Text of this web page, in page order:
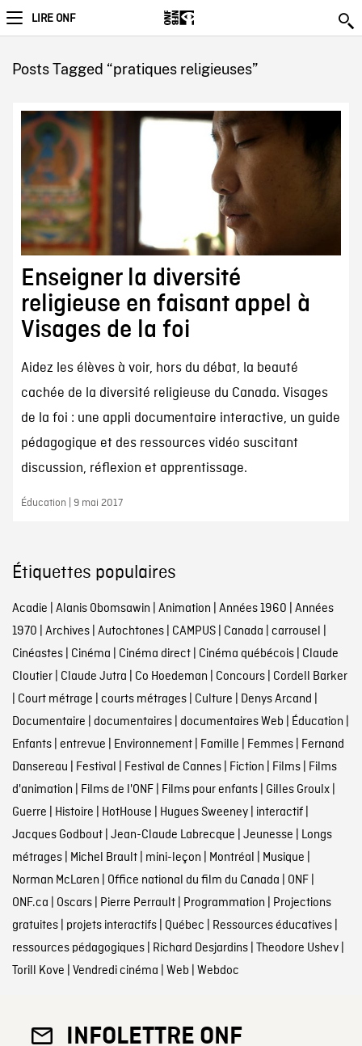
LIRE ONF
Posts Tagged “pratiques religieuses”
Enseigner la diversité
religieuse en faisant appel à
Visages de la foi
Aidez les élèves à voir, hors du débat, la beauté
cachée de la diversité religieuse du Canada. Visages
de la foi : une appli documentaire interactive, un guide
pédagogique et des ressources vidéo suscitant
discussion, réflexion et apprentissage.
Éducation | 9 mai 2017
Étiquettes populaires
Acadie | Alanis Obomsawin | Animation | Années 1960 | Années
1970 | Archives| Autochtones| CAMPUS| Canada | carrousel |
Cinéastes| Cinéma | Cinéma direct| Cinéma québécois| Claude
Cloutier| Claude Jutra | Co Hoedeman | Concours| Cordell Barker
| Court métrage | courts métrages| Culture | Denys Arcand |
Documentaire | documentaires| documentaires Web | Éducation |
Enfants| entrevue | Environnement| Famille | Femmes| Fernand
Dansereau | Festival | Festival de Cannes| Fiction | Films| Films
d'animation | Films de l'ONF| Films pour enfants| Gilles Groulx|
Guerre | Histoire | HotHouse | Hugues Sweeney| interactif|
Jacques Godbout| Jean-Claude Labrecque | Jeunesse | Longs
métrages| Michel Brault| mini-leçon | Montréal | Musique |
Norman McLaren | Office national du film du Canada | ONF|
ONF.ca | Oscars| Pierre Perrault| Programmation | Projections
gratuites| projets interactifs| Québec | Ressources éducatives|
ressources pédagogiques| Richard Desjardins| Theodore Ushev|
Torill Kove | Vendredi cinéma | Web | Webdoc
INFOLETTRE ONF